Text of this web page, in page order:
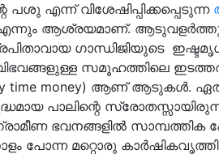
പശു എന്ന് വിശേഷിപ്പിക്കപ്പെടുന്ന
എന്നും ആശ്രയമാണ്.
ഗാന്ധിജിയുടെ
സമൂഹത്തിലെ
time money) ആണ് ആടുകള്‍.
പാലിന്റെ
ഭവനങ്ങളില്‍ സാമ്പത്തിക
പോന്ന മറ്റൊരു